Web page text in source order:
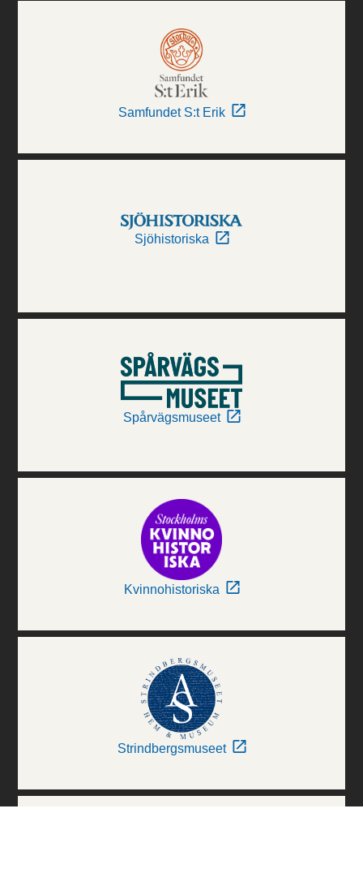
Samfundet S:t Erik
Sjöhistoriska
Spårvägsmuseet
Kvinnohistoriska
Strindbergsmuseet